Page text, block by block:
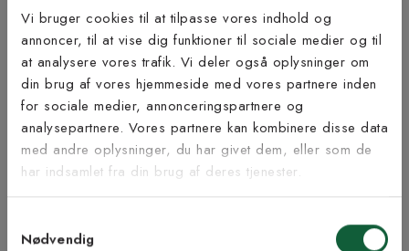
Vi bruger cookies til at tilpasse vores indhold og
annoncer, til at vise dig funktioner til sociale medier og til
at analysere vores trafik. Vi deler også oplysninger om
din brug af vores hjemmeside med vores partnere inden
for sociale medier, annonceringspartnere og
analysepartnere. Vores partnere kan kombinere disse data
med andre oplysninger, du har givet dem, eller som de
har indsamlet fra din brug af deres tjenester.
Nødvendig
Bæredygtighed
Inspiration fra @kilandsofficial
Tilmeld dig vores
nyhedsbrev
Vær blandt de første til at modtage vores tilbud,
tips og nyheder.